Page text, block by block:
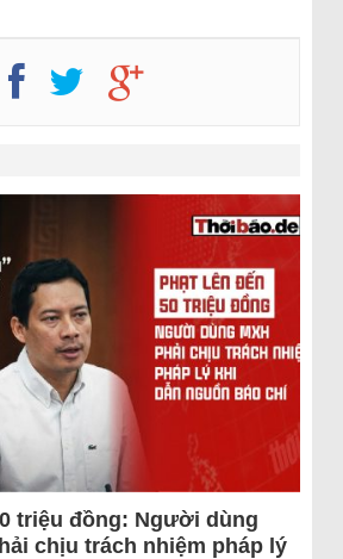
triệu đồng: Người dùng
chịu trách nhiệm pháp lý